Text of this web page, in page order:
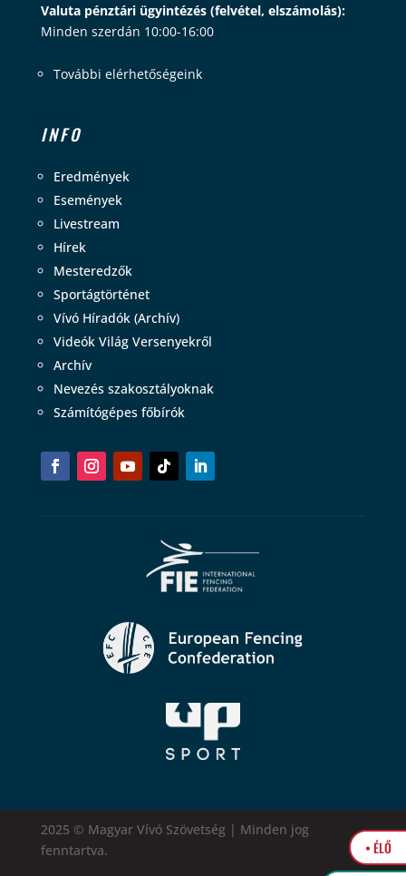
Valuta pénztári ügyintézés (felvétel, elszámolás):
Minden szerdán 10:00-16:00
További elérhetőségeink
INFO
Eredmények
Események
Livestream
Hírek
Mesteredzők
Sportágtörténet
Vívó Híradók (Archív)
Videók Világ Versenyekről
Archív
Nevezés szakosztályoknak
Számítógépes főbírók
2025 © Magyar Vívó Szövetség | Minden jog
fenntartva.
• ÉLŐ